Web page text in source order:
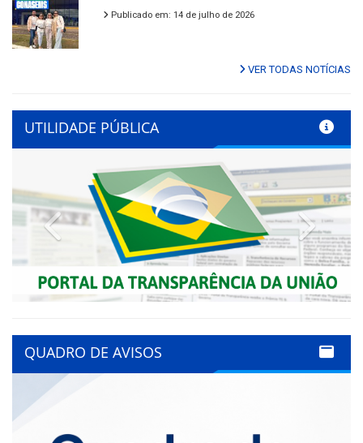
Publicado em: 14 de julho de 2026
VER TODAS NOTÍCIAS
UTILIDADE PÚBLICA
Previous Next
QUADRO DE AVISOS